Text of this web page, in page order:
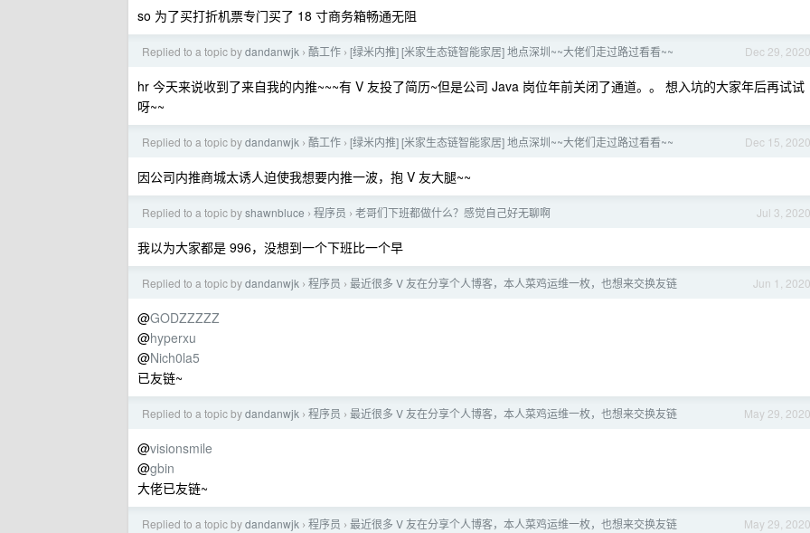
so 为了买打折机票专门买了 18 寸商务箱畅通无阻
Dec 29, 2020
Replied to a topic bydandanwjk › 酷工作 › [绿米内推] [米家生态链智能家居] 地点深圳~~大佬们走过路过看看~~
hr 今天来说收到了来自我的内推~~~有 V 友投了简历~但是公司 Java 岗位年前关闭了通道。。 想入坑的大家年后再试试
呀~~
Dec 15, 2020
Replied to a topic bydandanwjk › 酷工作 › [绿米内推] [米家生态链智能家居] 地点深圳~~大佬们走过路过看看~~
因公司内推商城太诱人迫使我想要内推一波，抱 V 友大腿~~
Jul 3, 2020
Replied to a topic byshawnbluce › 程序员 › 老哥们下班都做什么？感觉自己好无聊啊
我以为大家都是 996，没想到一个下班比一个早
Jun 1, 2020
Replied to a topic bydandanwjk › 程序员 › 最近很多 V 友在分享个人博客，本人菜鸡运维一枚，也想来交换友链
@GODZZZZZ
@hyperxu
@Nich0la5
已友链~
May 29, 2020
Replied to a topic bydandanwjk › 程序员 › 最近很多 V 友在分享个人博客，本人菜鸡运维一枚，也想来交换友链
@visionsmile
@gbin
大佬已友链~
May 29, 2020
Replied to a topic bydandanwjk › 程序员 › 最近很多 V 友在分享个人博客，本人菜鸡运维一枚，也想来交换友链